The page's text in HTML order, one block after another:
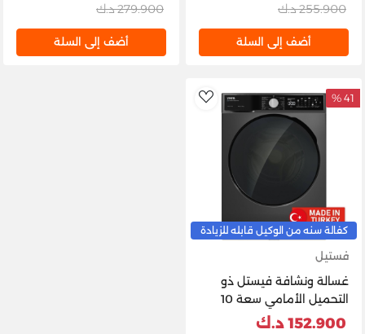
255.900 د.ك
أضف إلى السلة
279.900 د.ك
أضف إلى السلة
AddToWishlist
41 %
كفالة سنه من الوكيل قابله للزيادة
فستيل
غسالة ونشافة فيستل ذو
التحميل الأمامي سعة 10
152.900 د.ك